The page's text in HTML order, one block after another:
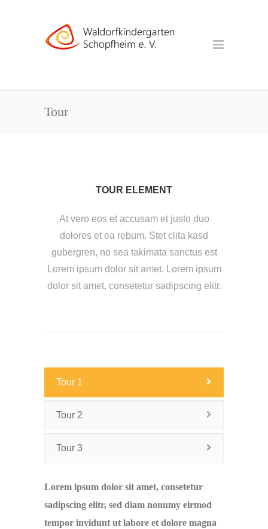
Tour
TOUR ELEMENT
At vero eos et accusam et justo duo
dolores et ea rebum. Stet clita kasd
gubergren, no sea takimata sanctus est
Lorem ipsum dolor sit amet. Lorem ipsum
dolor sit amet, consetetur sadipscing elitr.
Tour 1
Tour 2
Tour 3
Lorem ipsum dolor sit amet, consetetur
sadipscing elitr, sed diam nonumy eirmod
tempor invidunt ut labore et dolore magna